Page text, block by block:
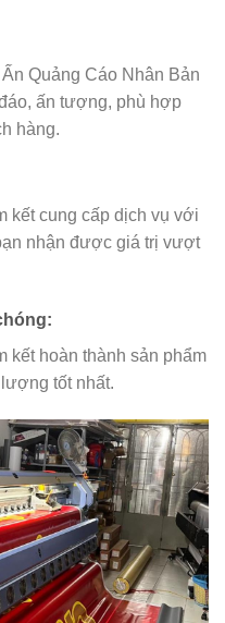
Quảng Cáo Nhân Bản
ấn tượng, phù hợp
hàng.
kết cung cấp dịch vụ với
nhận được giá trị vượt
:
kết hoàn thành sản phẩm
tốt nhất.